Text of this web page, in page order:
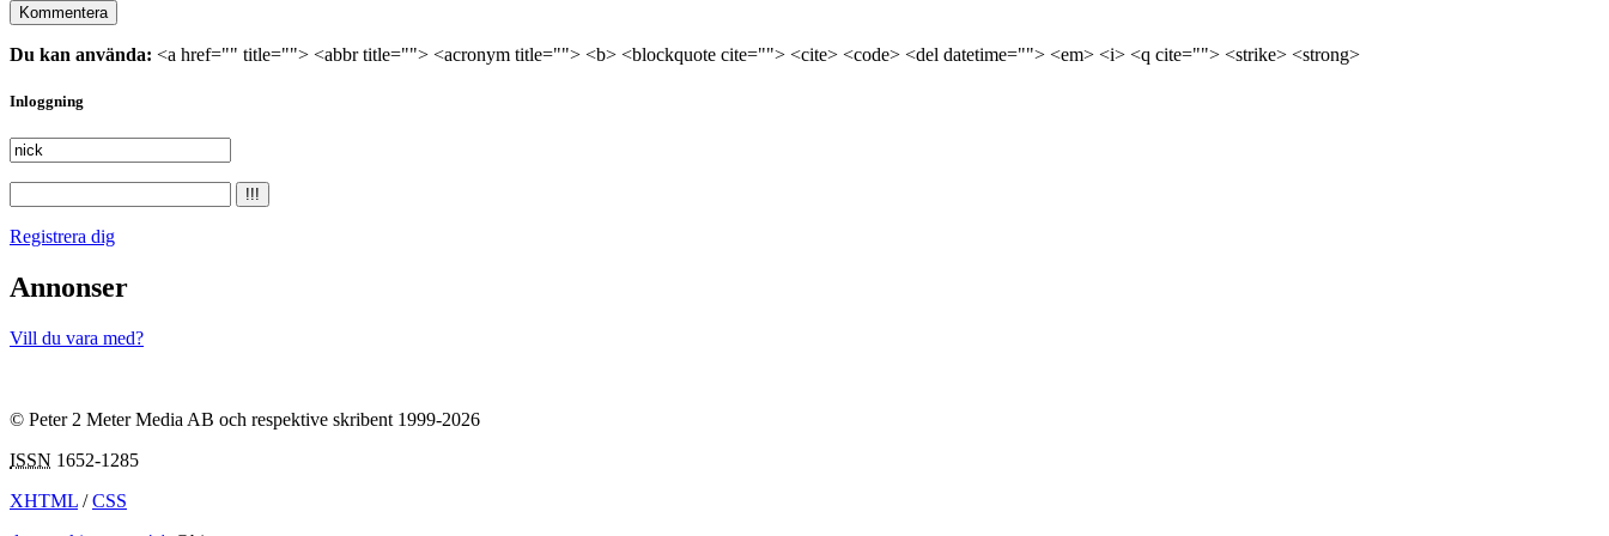
Du kan använda: <a href="" title=""> <abbr title=""> <acronym title=""> <b> <blockquote cite=""> <cite> <code> <del datetime=""> <em> <i> <q cite=""> <strike> <strong>
Inloggning
Registrera dig
Annonser
Vill du vara med?
© Peter 2 Meter Media AB och respektive skribent 1999-2026
ISSN 1652-1285
XHTML /CSS